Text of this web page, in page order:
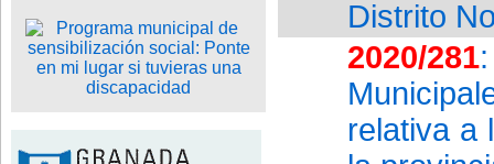
Distrito
2020/281
relativa a